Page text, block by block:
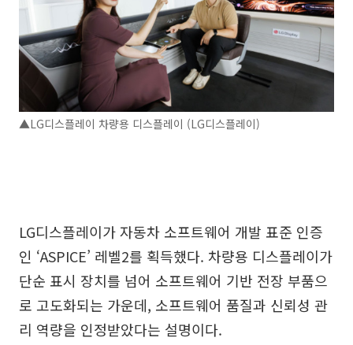
▲LG디스플레이 차량용 디스플레이 (LG디스플레이)
LG디스플레이가 자동차 소프트웨어 개발 표준 인증
인 ‘ASPICE’ 레벨2를 획득했다. 차량용 디스플레이가
단순 표시 장치를 넘어 소프트웨어 기반 전장 부품으
로 고도화되는 가운데, 소프트웨어 품질과 신뢰성 관
리 역량을 인정받았다는 설명이다.